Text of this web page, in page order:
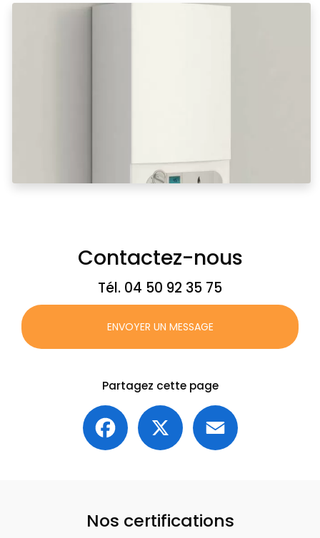
Contactez-nous
Tél. 04 50 92 35 75
ENVOYER UN MESSAGE
Partagez cette page
Facebook
Nos certifications